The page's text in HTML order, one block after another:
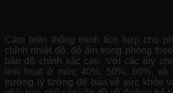
Cảm biến thông minh tích hợp cho
chỉnh nhiệt độ, độ ẩm trong phòng
bảo độ chính xác cao. Với các tùy
linh hoạt ở mức 40%, 50%, 60%,
trường lý tưởng để bảo vệ sức khỏe